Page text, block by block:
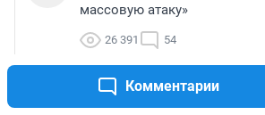
Комментарии
массовую атаку»
26 391 54
«Мечтал о большой жизни»:
Камеруна переехал в